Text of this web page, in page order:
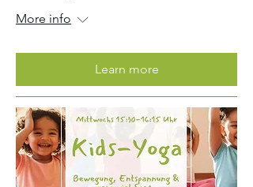
More info
Learn more